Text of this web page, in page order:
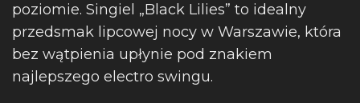
poziomie. Singiel „Black Lilies” to idealny
przedsmak lipcowej nocy w Warszawie, która
bez wątpienia upłynie pod znakiem
najlepszego electro swingu.